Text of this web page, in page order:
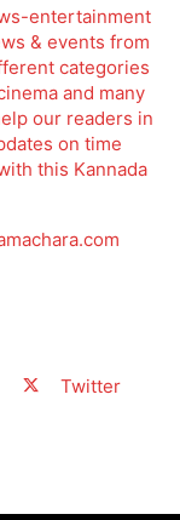
entertainment
& events from
categories
and many
our readers in
on time
this Kannada
Twitter